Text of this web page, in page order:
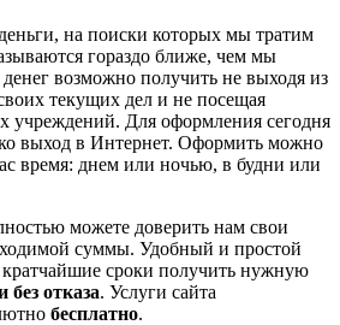
на поиски которых мы тратим
гораздо ближе, чем мы
возможно получить не выходя из
текущих дел и не посещая
учреждений. Для оформления сегодня
выход в Интернет. Оформить можно
время: днем или ночью, в будни или
можете доверить нам свои
суммы. Удобный и простой
кратчайшие сроки получить нужную
без отказа. Услуги сайта
бесплатно.